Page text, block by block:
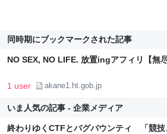
同時期にブックマークされた記事
NO SEX, NO LIFE. 放置ingアフィリ【無尽
1 user akane1.ht.gob.jp
いま人気の記事 - 企業メディア
終わりゆくCTFとバグバウンティ 「競技